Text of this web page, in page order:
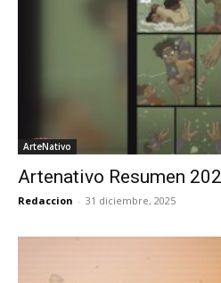
ArteNativo
Artenativo Resumen
Redaccion - 31 diciembre, 2025